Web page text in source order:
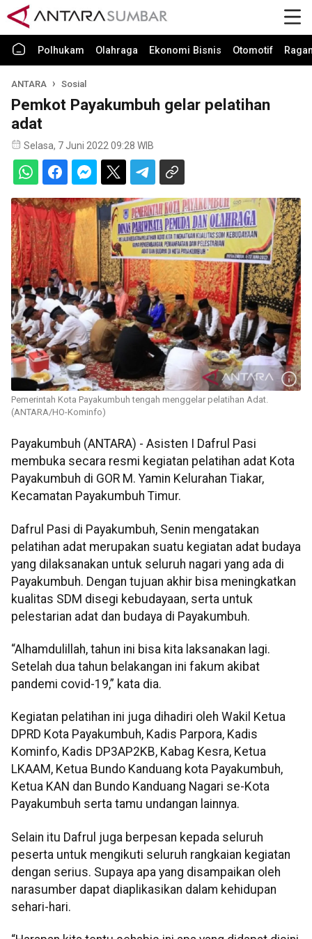
Polhukam Olahraga Ekonomi Bisnis Otomotif
ANTARA Sosial
Pemkot Payakumbuh gelar pelatihan
adat
Selasa, 7 Juni 2022 09:28 WIB
Pemerintah Kota Payakumbuh tengah menggelar pelatihan Adat.
(ANTARA/HO-Kominfo)
Payakumbuh (ANTARA) - Asisten I Dafrul Pasi
membuka secara resmi kegiatan pelatihan adat Kota
Payakumbuh di GOR M. Yamin Kelurahan Tiakar,
Kecamatan Payakumbuh Timur.
Dafrul Pasi di Payakumbuh, Senin mengatakan
pelatihan adat merupakan suatu kegiatan adat budaya
yang dilaksanakan untuk seluruh nagari yang ada di
Payakumbuh. Dengan tujuan akhir bisa meningkatkan
kualitas SDM disegi kebudayaan, serta untuk
pelestarian adat dan budaya di Payakumbuh.
“Alhamdulillah, tahun ini bisa kita laksanakan lagi.
Setelah dua tahun belakangan ini fakum akibat
pandemi covid-19,” kata dia.
Kegiatan pelatihan ini juga dihadiri oleh Wakil Ketua
DPRD Kota Payakumbuh, Kadis Parpora, Kadis
Kominfo, Kadis DP3AP2KB, Kabag Kesra, Ketua
LKAAM, Ketua Bundo Kanduang kota Payakumbuh,
Ketua KAN dan Bundo Kanduang Nagari se-Kota
Payakumbuh serta tamu undangan lainnya.
Selain itu Dafrul juga berpesan kepada seluruh
peserta untuk mengikuti seluruh rangkaian kegiatan
dengan serius. Supaya apa yang disampaikan oleh
narasumber dapat diaplikasikan dalam kehidupan
sehari-hari.